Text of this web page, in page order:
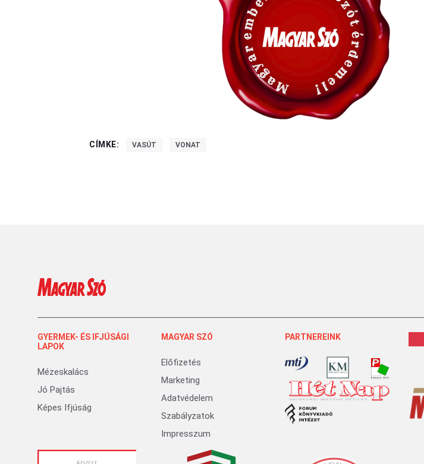
CÍMKE: VASÚT VONAT
GYERMEK- ÉS IFJÚSÁGI
LAPOK
Mézeskalács
Jó Pajtás
Képes Ifjúság
MAGYAR SZÓ
Előfizetés
Marketing
Adatvédelem
Szabályzatok
Impresszum
PARTNEREINK